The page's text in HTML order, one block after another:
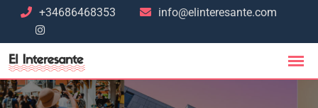
+34686468353 info@elinteresante.com